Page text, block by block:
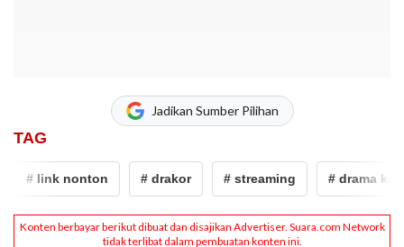
Jadikan Sumber Pilihan
TAG
# link nonton # drakor # streaming # drama korea